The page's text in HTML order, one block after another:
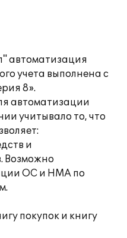
автоматизация
учета выполнена с
8».
автоматизации
учитывало то, что
и
Возможно
ОС и НМА по
покупок и книгу